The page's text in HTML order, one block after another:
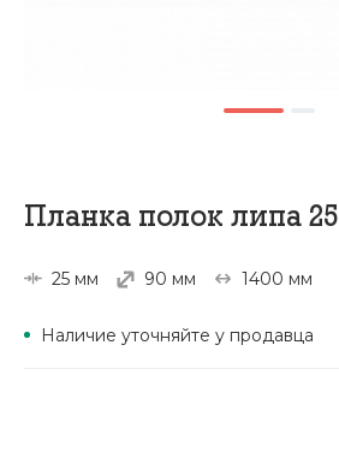
Планка полок липа
25 мм 90 мм 1400 мм
Наличие уточняйте у продавца